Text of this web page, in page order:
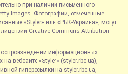
при наличии письменного
Images. Фотографии, отмеченные
«Styler» или «РБК-Украина», могут
лицензии Creative Commons Attribution
информационных
вебсайте «Styler» (styler.rbc.ua),
гиперссылки на styler.rbc.ua,